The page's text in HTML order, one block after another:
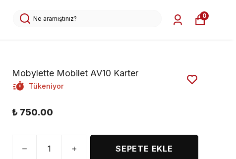
0
Mobylette Mobilet AV10 Karter
Tükeniyor
₺ 750.00
SEPETE EKLE